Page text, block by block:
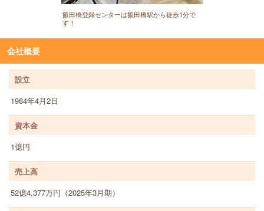
飯田橋登録センターは飯田橋駅から徒歩1分で
す！
会社概要
設立
1984年4月2日
資本金
1億円
売上高
52億4,377万円（2025年3月期）